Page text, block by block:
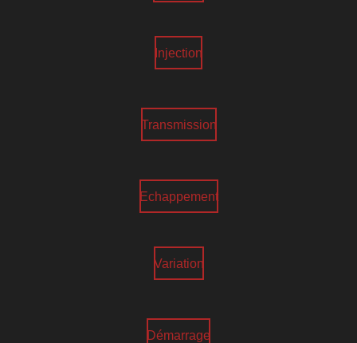
Injection
Transmission
Echappement
Variation
Démarrage